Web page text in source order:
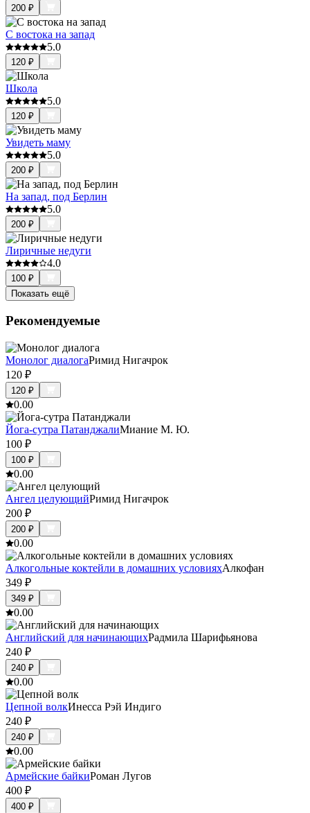
200 ₽
С востока на запад
5.0
120 ₽
Школа
5.0
120 ₽
Увидеть маму
5.0
200 ₽
На запад, под Берлин
5.0
200 ₽
Лиричные недуги
4.0
100 ₽
Показать ещё
Рекомендуемые
Монолог диалогаРимид Нигачрок
120 ₽
120 ₽
0.00
Йога-сутра ПатанджалиМиание М. Ю.
100 ₽
100 ₽
0.00
Ангел целующийРимид Нигачрок
200 ₽
200 ₽
0.00
Алкогольные коктейли в домашних условияхАлкофан
349 ₽
349 ₽
0.00
Английский для начинающихРадмила Шарифьянова
240 ₽
240 ₽
0.00
Цепной волкИнесса Рэй Индиго
240 ₽
240 ₽
0.00
Армейские байкиРоман Лугов
400 ₽
400 ₽